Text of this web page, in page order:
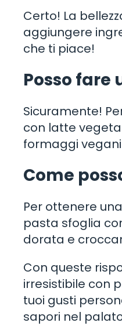
Certo! La
aggiungere
che ti piace!
Posso
Sicuramente!
con latte
formaggi
Come
Per ottenere
pasta sfoglia
dorata e
Con queste
irresistibile con
tuoi gusti
sapori nel